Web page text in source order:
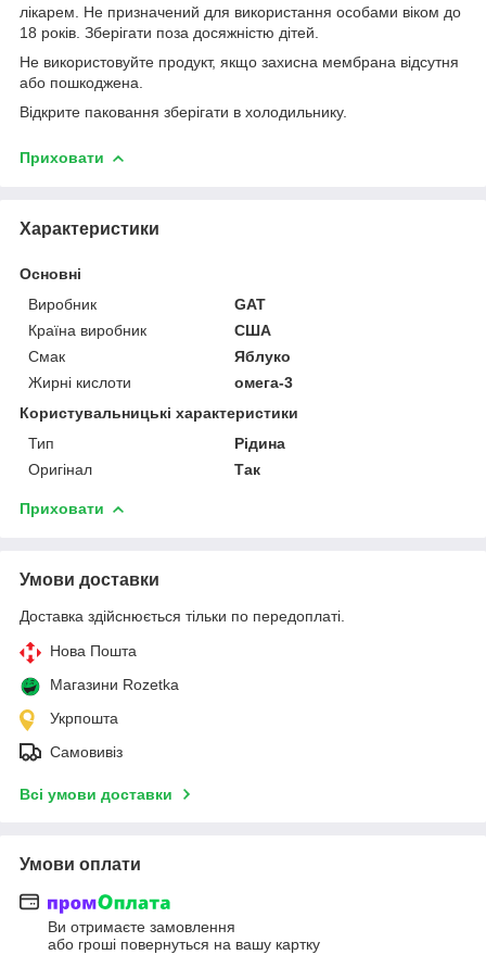
лікарем. Не призначений для використання особами віком до
18 років. Зберігати поза досяжністю дітей.
Не використовуйте продукт, якщо захисна мембрана відсутня
або пошкоджена.
Відкрите паковання зберігати в холодильнику.
Приховати
Характеристики
Основні
Виробник
GAT
Країна виробник
США
Смак
Яблуко
Жирні кислоти
омега-3
Користувальницькі характеристики
Тип
Рідина
Оригінал
Так
Приховати
Умови доставки
Доставка здійснюється тільки по передоплаті.
Нова Пошта
Магазини Rozetka
Укрпошта
Самовивіз
Всі умови доставки
Умови оплати
Ви отримаєте замовлення
або гроші повернуться на вашу картку